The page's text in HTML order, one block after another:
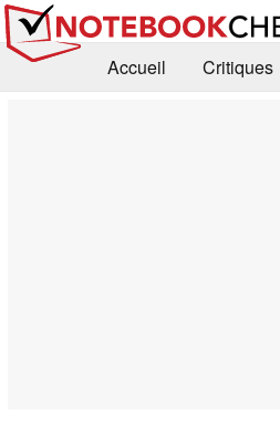
Accueil Critiques